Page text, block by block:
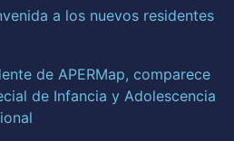
a los nuevos residentes
de APERMap, comparece
de Infancia y Adolescencia